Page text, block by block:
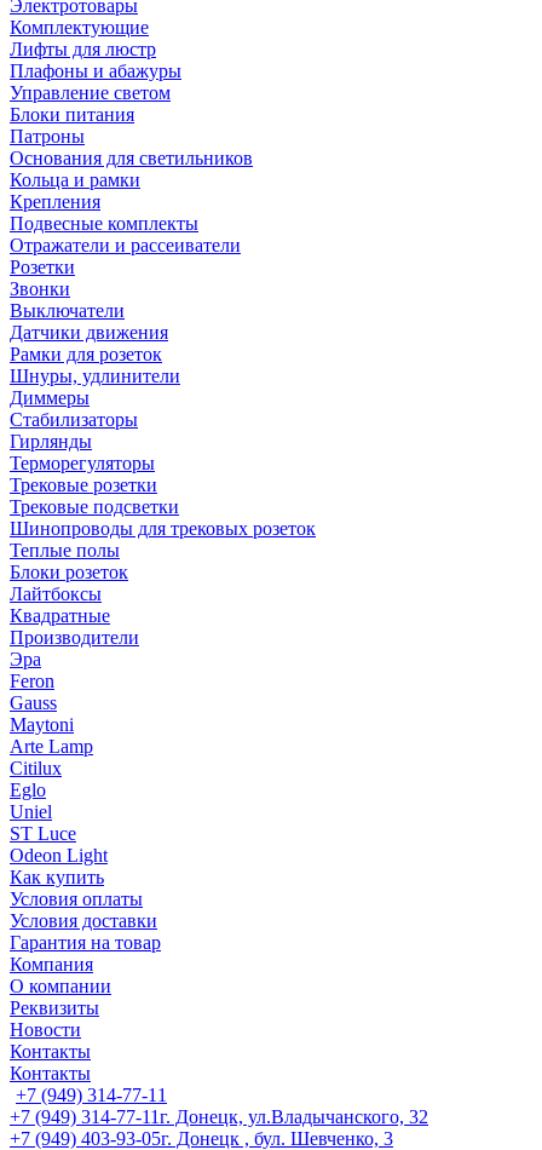
Электротовары
Комплектующие
Лифты для люстр
Плафоны и абажуры
Управление светом
Блоки питания
Патроны
Основания для светильников
Кольца и рамки
Крепления
Подвесные комплекты
Отражатели и рассеиватели
Розетки
Звонки
Выключатели
Датчики движения
Рамки для розеток
Шнуры, удлинители
Диммеры
Стабилизаторы
Гирлянды
Терморегуляторы
Трековые розетки
Трековые подсветки
Шинопроводы для трековых розеток
Теплые полы
Блоки розеток
Лайтбоксы
Квадратные
Производители
Эра
Feron
Gauss
Maytoni
Arte Lamp
Citilux
Eglo
Uniel
ST Luce
Odeon Light
Как купить
Условия оплаты
Условия доставки
Гарантия на товар
Компания
О компании
Реквизиты
Новости
Контакты
Контакты
+7 (949) 314-77-11
+7 (949) 314-77-11г. Донецк, ул.Владычанского, 32
+7 (949) 403-93-05г. Донецк , бул. Шевченко, 3